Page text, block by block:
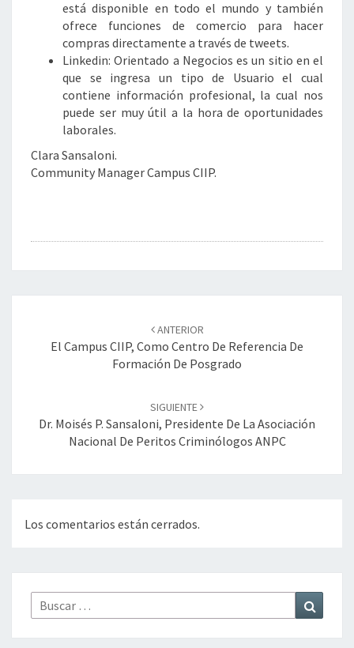
está disponible en todo el mundo y también
ofrece funciones de comercio para hacer
compras directamente a través de tweets.
Linkedin: Orientado a Negocios es un sitio en el
que se ingresa un tipo de Usuario el cual
contiene información profesional, la cual nos
puede ser muy útil a la hora de oportunidades
laborales.
Clara Sansaloni.
Community Manager Campus CIIP.
entradas
ANTERIOR
El Campus CIIP, Como Centro De Referencia De
Formación De Posgrado
SIGUIENTE
Dr. Moisés P. Sansaloni, Presidente De La Asociación
Nacional De Peritos Criminólogos ANPC
Los comentarios están cerrados.
Buscar
por: